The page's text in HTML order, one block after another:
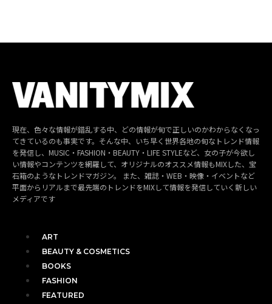
現在、色々な情報が錯乱する中、どの情報が旬で正しいのかわからなくなっ
てきているのも事実です。そんな中、いち早く世界各地の旬なトレンド情報
を発信し、MUSIC・FASHION・BEAUTY・LIFE STYLEなど、女の子が今欲し
い情報やコンテンツを網羅して、オリジナルのオススメ情報もMIXした、宝
石箱のようなトレンドマガジン。 また、雑誌・WEB・映像・イベントなど
平面からリアルまで最先端のトレンドをMIXして情報を発信していく新しい
メディアです
ART
BEAUTY & COSMETICS
BOOKS
FASHION
FEATURED